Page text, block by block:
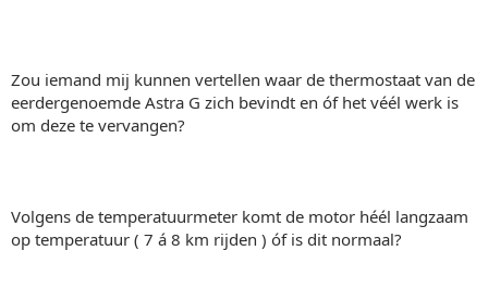
Zou iemand mij kunnen vertellen waar de thermostaat van de
eerdergenoemde Astra G zich bevindt en óf het véél werk is
om deze te vervangen?
Volgens de temperatuurmeter komt de motor héél langzaam
op temperatuur ( 7 á 8 km rijden ) óf is dit normaal?